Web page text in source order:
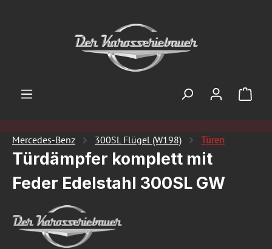
Mercedes-Benz 300SL Flügel (W198) Türen
Türdämpfer komplett mit
Feder Edelstahl 300SL GW